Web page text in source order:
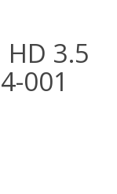
3.5
001